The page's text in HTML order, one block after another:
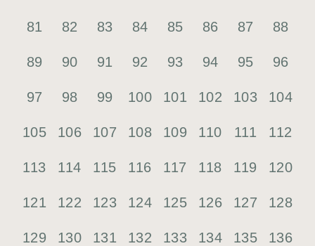
81 82 83 84 85 86 87 88
89 90 91 92 93 94 95 96
97 98 99 100 101 102 103 104
105 106 107 108 109 110 111 112
113 114 115 116 117 118 119 120
121 122 123 124 125 126 127 128
129 130 131 132 133 134 135 136